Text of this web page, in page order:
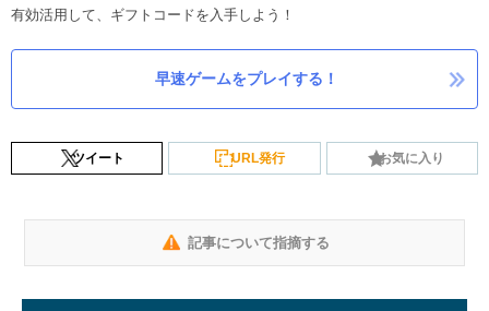
有効活用して、ギフトコードを入手しよう！
早速ゲームをプレイする！
ツイート URL発行 お気に入り
記事について指摘する